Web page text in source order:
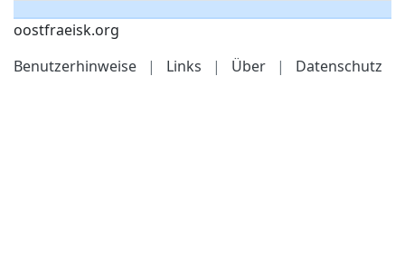
oostfraeisk.org
Benutzerhinweise
| Links | Über | Datenschutz